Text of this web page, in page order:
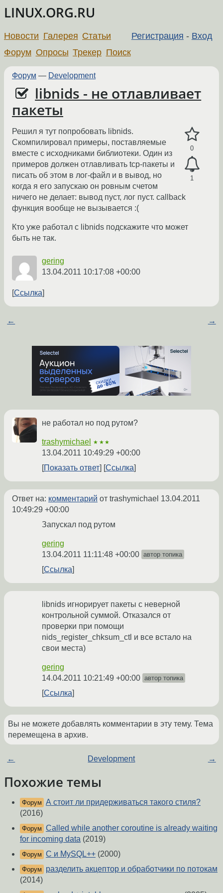
LINUX.ORG.RU
Регистрация - Вход
Новости Галерея Статьи
Форум Опросы Трекер Поиск
Форум — Development
libnids - не отлавливает
пакеты
0
1
Решил я тут попробовать libnids.
Скомпилировал примеры, поставляемые
вместе с исходниками библиотеки. Один из
примеров должен отлавливать tcp-пакеты и
писать об этом в лог-файл и в вывод, но
когда я его запускаю он ровным счетом
ничего не делает: вывод пуст, лог пуст. callback
функция вообще не вызывается :(
Кто уже работал с libnids подскажите что может
быть не так.
gering
13.04.2011 10:17:08 +00:00
Ссылка
← →
не работал но под рутом?
trashymichael ★★★
13.04.2011 10:49:29 +00:00
Показать ответ
Ссылка
Ответ на: комментарий от trashymichael 13.04.2011
10:49:29 +00:00
Запускал под рутом
gering
13.04.2011 11:11:48 +00:00 автор топика
Ссылка
libnids игнорирует пакеты с неверной
контрольной суммой. Отказался от
проверки при помощи
nids_register_chksum_ctl и все встало на
свои места)
gering
14.04.2011 10:21:49 +00:00 автор топика
Ссылка
Вы не можете добавлять комментарии в эту тему. Тема
перемещена в архив.
← Development →
Похожие темы
Форум А стоит ли придерживаться такого стиля?
(2016)
Форум Called while another coroutine is already waiting
for incoming data (2019)
Форум C и MySQL++ (2000)
Форум
разделить акцептор и обработчики по потокам
(2014)